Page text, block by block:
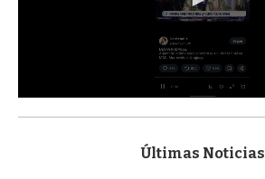
s
Últimas Noticias